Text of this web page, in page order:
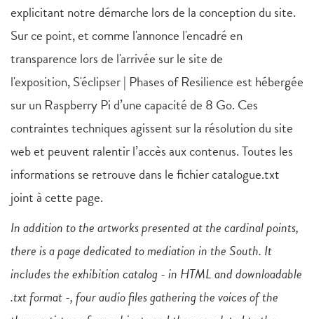
explicitant notre démarche lors de la conception du site.
Sur ce point, et comme l'annonce l'encadré en
transparence lors de l'arrivée sur le site de
l'exposition, S'éclipser | Phases of Resilience est hébergée
sur un Raspberry Pi d’une capacité de 8 Go. Ces
contraintes techniques agissent sur la résolution du site
web et peuvent ralentir l’accès aux contenus. Toutes les
informations se retrouve dans le fichier catalogue.txt
joint à cette page.
In addition to the artworks presented at the cardinal points,
there is a page dedicated to mediation in the South. It
includes the exhibition catalog - in HTML and downloadable
.txt format -, four audio files gathering the voices of the